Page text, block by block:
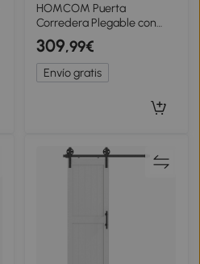
HOMCOM Puerta
Corredera Plegable con
Herrajes 91,4x213,4 cm con
Rodillo Riel de Acero Guía
de Suelo Manija Blanco
309,99€
Envío gratis